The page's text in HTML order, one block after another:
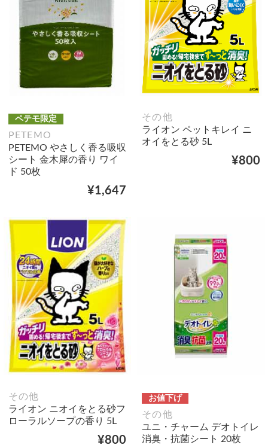
ペテモ限定
PETEMO
PETEMO やさしく香る吸収
シート 金木犀の香り ワイ
ド 50枚
¥1,647
その他
ライオン ペットキレイ ニ
オイをとる砂 5L
¥800
その他
ライオン ニオイをとる砂フ
ローラルソープの香り 5L
¥800
お値下げ
その他
ユニ・チャーム デオトイレ
消臭・抗菌シート 20枚